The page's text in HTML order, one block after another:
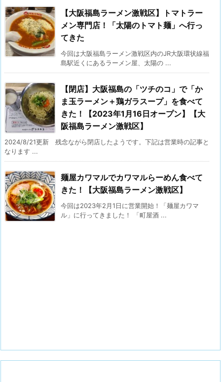
【大阪福島ラーメン激戦区】トマトラー
メン専門店！「太陽のトマト麺」へ行っ
てきた
今回は大阪福島ラーメン激戦区内のJR大阪環状線福
島駅近くにあるラーメン屋、太陽の ...
【閉店】大阪福島の「ツチのコ」で「か
ま玉ラーメン＋鶏ガラスープ」を食べて
きた！【2023年1月16日オープン】【大
阪福島ラーメン激戦区】
2024/8/21更新 残念ながら閉店したようです。下記は営業時の記事と
なります ...
麺屋カワマルでカワマルらーめん食べて
きた！【大阪福島ラーメン激戦区】
今回は2023年2月1日に営業開始！「麺屋カワマ
ル」に行ってきました！ 「町屋酒 ...